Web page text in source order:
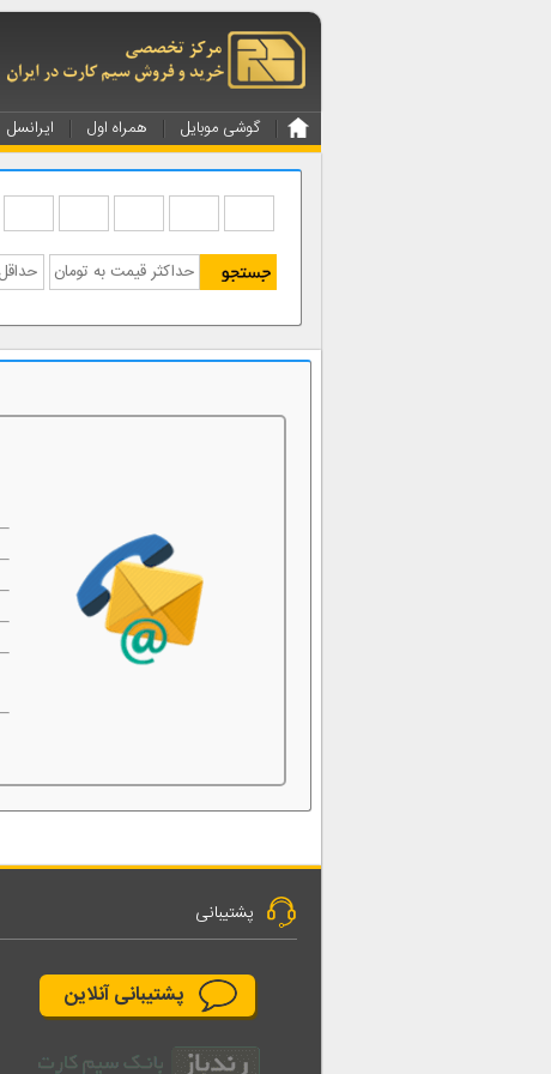
گوشی موبایل همراه اول ایرانسل
پشتیبانی
پشتیبانی آنلاین